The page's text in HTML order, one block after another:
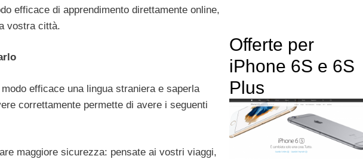
efficace di apprendimento direttamente online,
vostra città.
efficace una lingua straniera e saperla
correttamente permette di avere i seguenti
maggiore sicurezza: pensate ai vostri viaggi,
Offerte per
iPhone 6S e 6S
Plus